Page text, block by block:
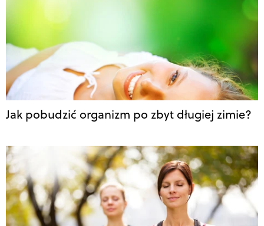
Jak pobudzić organizm po zbyt długiej zimie?